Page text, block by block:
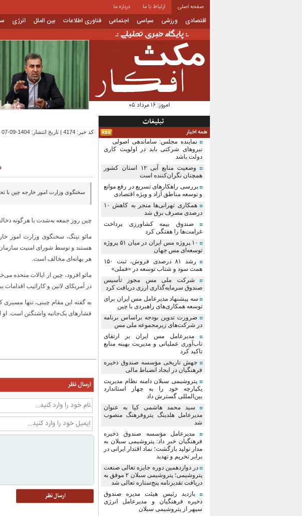
صفحه اصلی ارتباط با ما درباره ما
اقتصادی ورزشی سیاسی اجتماعی فناوری اطلاعات بین الملل انرژی
امروز:
کد خبر: 4174 | تاریخ انتشار: 1404-09-07
سخنگوی وزارت امور خارجه چین با
چین روز جمعه به‌شدت با هرگونه
مائو نینگ، سخنگوی وزارت امور
هستند و توسط شورای امنیت سازمان
هر بهانه‌ای مخالف است.
مائو افزود، چین از ایالات متحده
در آمریکای لاتین و کارائیب اقدامات
به گفته این مقام چینی، تنها
فشارهای یک‌جانبه واشنگتن است. او
ارسال نظر
تبلیغات
همه اخبار
نماینده مجلس: ساماندهی اصولی
نیروهای شرکتی باید در اولویت کاری
دولت باشد
وضعیت منابع آبی ۱۲ استان کشور
همچنان نگران‌کننده است
بررسی راهکارهای تسریع در رفع موانع
و توسعه مناطق آزاد و ویژه اقتصادی
همکاری تهرانی‌ها منجر به کاهش ۱۰
درصدی مصرف برق شد
صندوق بیمه کشاورزی پرداخت
غرامت‌ها را هفتگی کرد
۱۰ پروژه مس ایران در میان ۵۱ پروژه
توسعه‌ای مس جهان
رشد ۸۱ درصدی فروش، ثبت ۱۵۰
همت سود و شتاب توسعه در «فملی»
شرکت ملی مس مجوز تأسیس
صندوق سرمایه‌گذاری ارزی دریافت کرد
سه پیشنهاد مدیرعامل مس ایران برای
توسعه همکاری‌های راهبردی با چین
ضرورت تدوین بودجه براساس برنامه
در شرکت‌های زیرمجموعه ملی مس
مدیرعامل مس ایران بر ارتقای
تاب‌آوری عملیاتی و مدیریت بهینه منابع
تاکید کرد
جهش تاریخی مؤسسه صندوق ذخیره
فرهنگیان در ایجاد انضباط مالی
پتروشیمی سبلان دامنه نظام مدیریت
یکپارچه خود را به چهار استاندارد
بین‌المللی گسترش داد
سید محمد هاشمی کیا به عنوان
مدیرعامل هلدینگ پتروفرهنگ منصوب
شد
مدیرعامل مؤسسه صندوق ذخیره
فرهنگیان خبر داد: پتروشیمی سبلان به
مدار تولید بازگشت؛ نماد اقتدار ایرانی در
برابر تحریم و تهدید
در دوازدهمین دوره جایزه تعالی صنعت
پتروشیمی؛ پتروشیمی سبلان ۲ موفق به
دریافت تقدیرنامه پنج‌ستاره تعالی شد
بازدید رئیس هیئت مدیره صندوق
ذخیره فرهنگیان و مدیرعامل انرژی
سپهر از پتروشیمی سبلان